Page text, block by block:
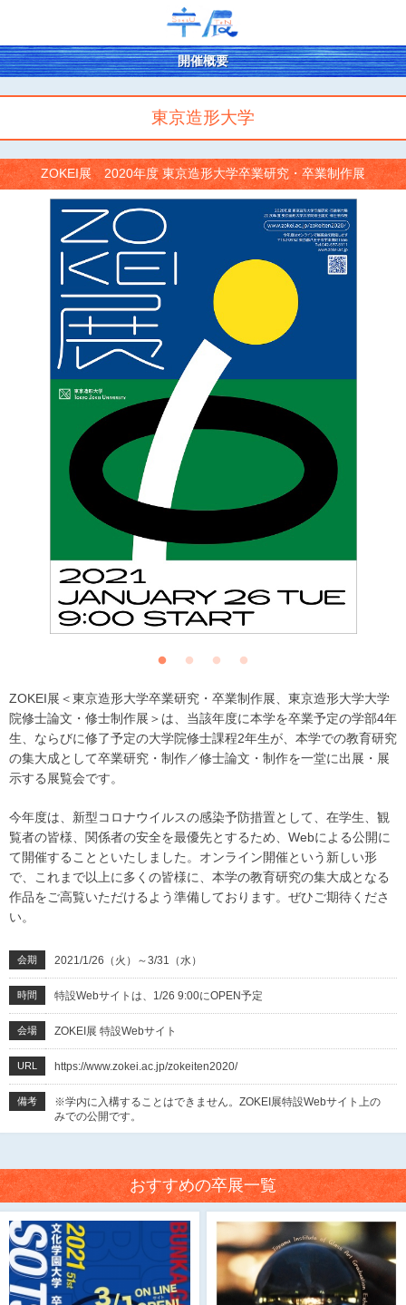
開催概要
東京造形大学
ZOKEI展 2020年度 東京造形大学卒業研究・卒業制作展
ZOKEI展＜東京造形大学卒業研究・卒業制作展、東京造形大学大学
院修士論文・修士制作展＞は、当該年度に本学を卒業予定の学部4年
生、ならびに修了予定の大学院修士課程2年生が、本学での教育研究
の集大成として卒業研究・制作／修士論文・制作を一堂に出展・展
示する展覧会です。
今年度は、新型コロナウイルスの感染予防措置として、在学生、観
覧者の皆様、関係者の安全を最優先とするため、Webによる公開に
て開催することといたしました。オンライン開催という新しい形
で、これまで以上に多くの皆様に、本学の教育研究の集大成となる
作品をご高覧いただけるよう準備しております。ぜひご期待くださ
い。
会期 2021/1/26（火）～3/31（水）
時間 特設Webサイトは、1/26 9:00にOPEN予定
会場 ZOKEI展 特設Webサイト
URL https://www.zokei.ac.jp/zokeiten2020/
備考
※学内に入構することはできません。ZOKEI展特設Webサイト上の
みでの公開です。
おすすめの卒展一覧